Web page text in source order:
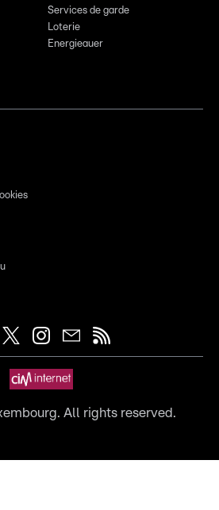
Services de garde
Loterie
Energieauer
All rights reserved.